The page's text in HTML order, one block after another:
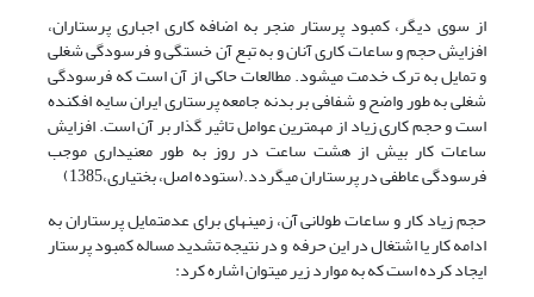
از سوی دیگر، کمبود پرستار منجر به اضافه کاری اجباری پرستاران،
افزایش حجم و ساعات کاری آنان و به تبع آن خستگی و فرسودگی شغلی
و تمایل به ترک خدمت می­شود. مطالعات حاکی از آن است که فرسودگی
شغلی به طور واضح و شفافی بر بدنه جامعه پرستاری ایران سایه افکنده
است و حجم کاری زیاد از مهمترین عوامل تاثیر گذار بر آن است. افزایش
ساعات کار بیش از هشت ساعت در روز به طور معنی­داری موجب
فرسودگی عاطفی در پرستاران می­گردد.(ستوده اصل، بختیاری،1385)
حجم زیاد کار و ساعات طولانی آن، زمینه­ای برای عدم­تمایل پرستاران به
ادامه کار یا اشتغال در این حرفه و در نتیجه تشدید مساله کمبود پرستار
ایجاد کرده است که به موارد زیر می­توان اشاره کرد: